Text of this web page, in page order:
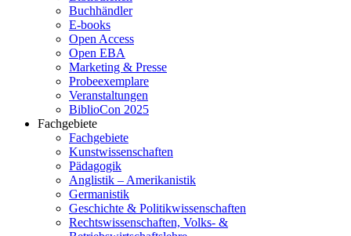
Buchhändler
E-books
Open Access
Open EBA
Marketing & Presse
Probeexemplare
Veranstaltungen
BiblioCon 2025
Fachgebiete
Fachgebiete
Kunstwissenschaften
Pädagogik
Anglistik – Amerikanistik
Germanistik
Geschichte & Politikwissenschaften
Rechtswissenschaften, Volks- &